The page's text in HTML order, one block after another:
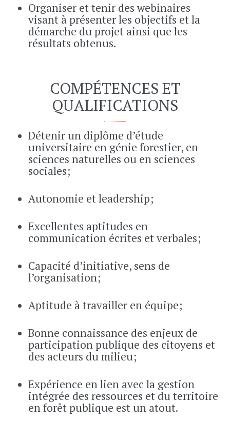
Organiser et tenir des webinaires
visant à présenter les objectifs et la
démarche du projet ainsi que les
résultats obtenus.
COMPÉTENCES ET
QUALIFICATIONS
Détenir un diplôme d’étude
universitaire en génie forestier, en
sciences naturelles ou en sciences
sociales;
Autonomie et leadership;
Excellentes aptitudes en
communication écrites et verbales;
Capacité d’initiative, sens de
l’organisation;
Aptitude à travailler en équipe;
Bonne connaissance des enjeux de
participation publique des citoyens et
des acteurs du milieu;
Expérience en lien avec la gestion
intégrée des ressources et du territoire
en forêt publique est un atout.